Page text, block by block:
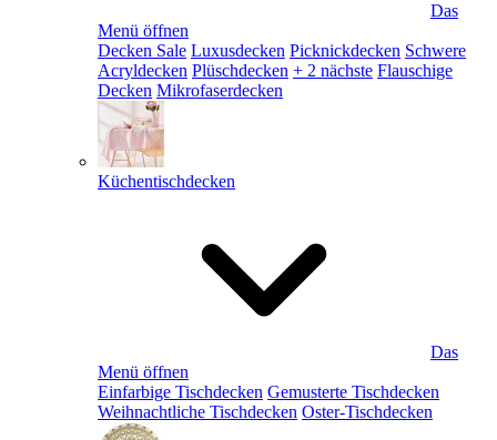
Das
Menü öffnen
Decken Sale Luxusdecken Picknickdecken Schwere
Acryldecken Plüschdecken + 2 nächste Flauschige
Decken Mikrofaserdecken
Küchentischdecken
Das
Menü öffnen
Einfarbige Tischdecken Gemusterte Tischdecken
Weihnachtliche Tischdecken Oster-Tischdecken